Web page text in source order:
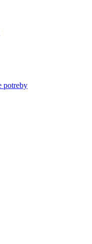
potreby